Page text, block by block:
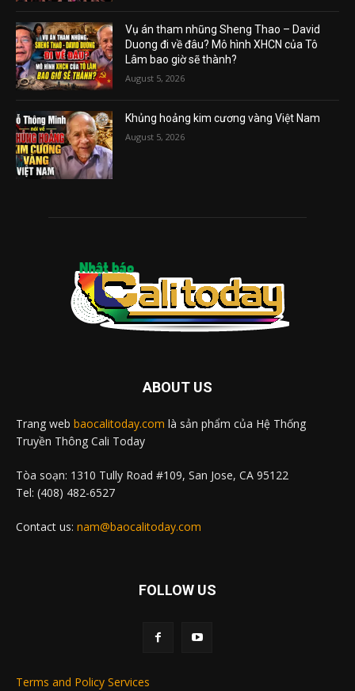
Vụ án tham nhũng Sheng Thao – David
Duong đi về đâu? Mô hình XHCN của Tô
Lâm bao giờ sẽ thành?
August 5, 2026
Khủng hoảng kim cương vàng Việt Nam
August 5, 2026
ABOUT US
Trang web baocalitoday.com là sản phẩm của Hệ Thống
Truyền Thông Cali Today
Tòa soạn: 1310 Tully Road #109, San Jose, CA 95122
Tel: (408) 482-6527
Contact us: nam@baocalitoday.com
FOLLOW US
Terms and Policy Services